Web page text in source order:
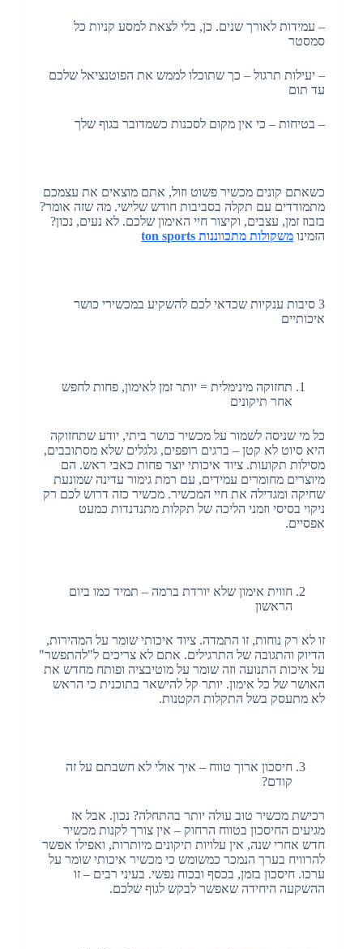
– עמידות לאורך שנים. כן, בלי לצאת למסע קניות כל
סמסטר
– יעילות תרגול – כך שתוכלו לממש את הפוטנציאל שלכם
עד תום
– בטיחות – כי אין מקום לסכנות כשמדובר בגוף שלך
כשאתם קונים מכשיר פשוט וזול, אתם מוצאים את עצמכם
מתמודדים עם תקלה בסביבות חודש שלישי. מה שזה אומר?
בזבוז זמן, עצבים, וקיצור חיי האימון שלכם. לא נעים, נכון?
הזמינו משקולות מתכווננות ton sports
3 סיבות ענקיות שכדאי לכם להשקיע במכשירי כושר
איכותיים
תחזוקה מינימלית = יותר זמן לאימון, פחות לחפש
אחר תיקונים
כל מי שניסה לשמור על מכשיר כושר ביתי, יודע שתחזוקה
היא סיוט לא קטן – ברגים רופפים, גלגלים שלא מסתובבים,
מסילות תקועות. ציוד איכותי יוצר פחות כאבי ראש. הם
מיוצרים מחומרים עמידים, עם רמת גימור עדינה שמונעת
שחיקה ומגדילה את חיי המכשיר. מכשיר כזה דרוש לכם רק
ניקוי בסיסי וזמני הליכה של תקלות מתנדנדות כמעט
אפסיים.
חווית אימון שלא יורדת ברמה – תמיד כמו ביום
הראשון
זו לא רק נוחות, זו התמדה. ציוד איכותי שומר על המהירות,
הדיוק והתגובה של התרגילים. אתם לא צריכים ל"להתפשר"
על איכות התנועה וזה שומר על מוטיבציה ופותח מחדש את
האושר של כל אימון. יותר קל להישאר בתוכנית כי הראש
לא מתעסק בשל התקלות הקטנות.
חיסכון ארוך טווח – איך אולי לא חשבתם על זה
קודם?
רכישת מכשיר טוב עולה יותר בהתחלה? נכון. אבל אז
מגיעים החיסכון בטווח הרחוק – אין צורך לקנות מכשיר
חדש אחרי שנה, אין עלויות תיקונים מיותרות, ואפילו אפשר
להרוויח בערך הנמכר כמשומש כי מכשיר איכותי שומר על
ערכו. חיסכון בזמן, בכסף ובכוח נפשי. בעיני רבים – זו
ההשקעה היחידה שאפשר לבקש לגוף שלכם.